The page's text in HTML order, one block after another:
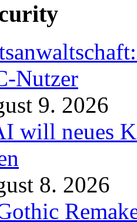
Nutzer
9. 2026
will neues
8. 2026